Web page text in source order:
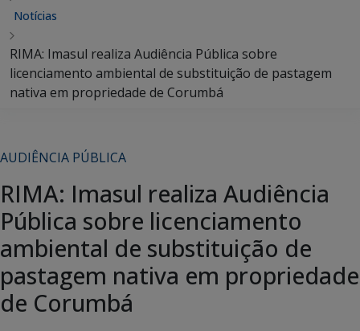
Notícias
RIMA: Imasul realiza Audiência Pública sobre
licenciamento ambiental de substituição de pastagem
nativa em propriedade de Corumbá
AUDIÊNCIA PÚBLICA
RIMA: Imasul realiza Audiência
Pública sobre licenciamento
ambiental de substituição de
pastagem nativa em propriedade
de Corumbá